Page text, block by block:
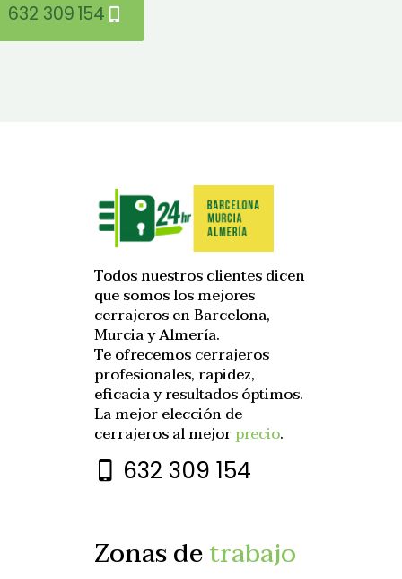
632 309 154
Todos nuestros clientes dicen
que somos los mejores
cerrajeros en Barcelona,
Murcia y Almería.
Te ofrecemos cerrajeros
profesionales, rapidez,
eficacia y resultados óptimos.
La mejor elección de
cerrajeros al mejorprecio.
632 309 154
Zonas detrabajo